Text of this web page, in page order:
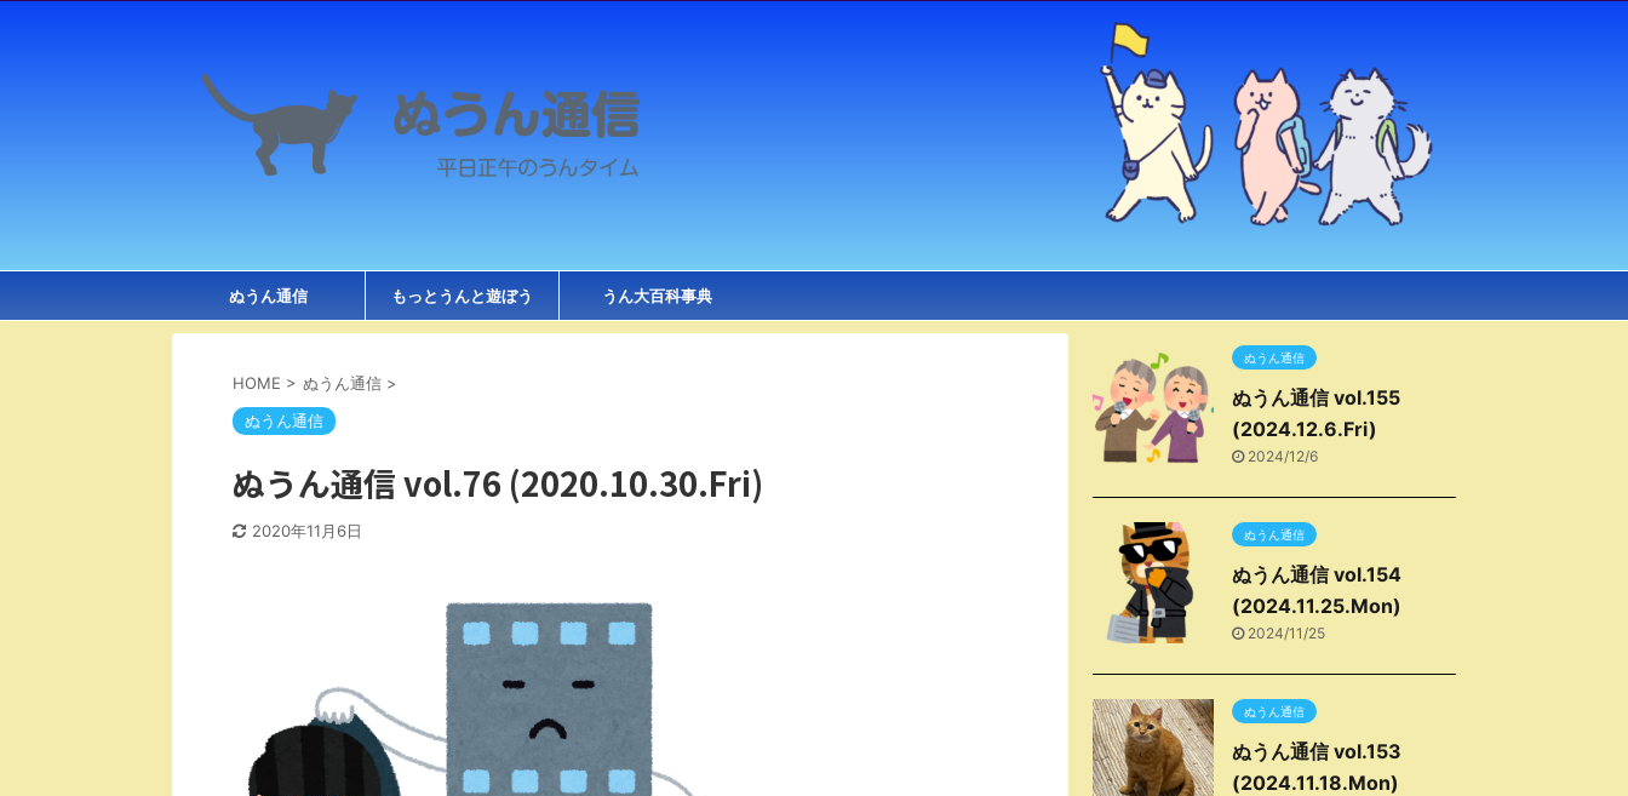
ぬうん通信 もっとうんと遊ぼう うん大百科事典
HOME > ぬうん通信 >
ぬうん通信
ぬうん通信 vol.76 (2020.10.30.Fri)
2020年11月6日
ぬうん通信
ぬうん通信 vol.155
(2024.12.6.Fri)
2024/12/6
ぬうん通信
ぬうん通信 vol.154
(2024.11.25.Mon)
2024/11/25
ぬうん通信
ぬうん通信 vol.153
(2024.11.18.Mon)